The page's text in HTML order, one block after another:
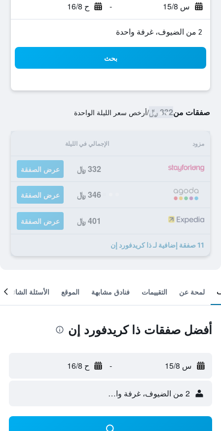
س 15/8 - ح 16/8
2 من الضيوف، غرفة واحدة
بحث
صفقات من332 ﷼ /أرخص سعر الليلة الواحدة
مزود الإجمالي في الليلة
332 ﷼ عرض الصفقة
346 ﷼ عرض الصفقة
401 ﷼ عرض الصفقة
11 صفقة إضافية لـ ذا كريدفورد إن
لمحة عن التقييمات فنادق مشابهة الموقع الأسئلة الشائعة
أفضل صفقات ذا كريدفورد إن
س 15/8 - ح 16/8
2 من الضيوف، غرفة واحدة